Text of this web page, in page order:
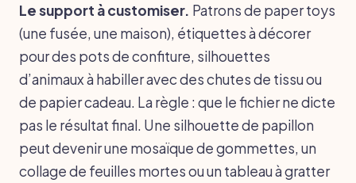
Le support à customiser. Patrons de paper toys
(une fusée, une maison), étiquettes à décorer
pour des pots de confiture, silhouettes
d’animaux à habiller avec des chutes de tissu ou
de papier cadeau. La règle : que le fichier ne dicte
pas le résultat final. Une silhouette de papillon
peut devenir une mosaïque de gommettes, un
collage de feuilles mortes ou un tableau à gratter